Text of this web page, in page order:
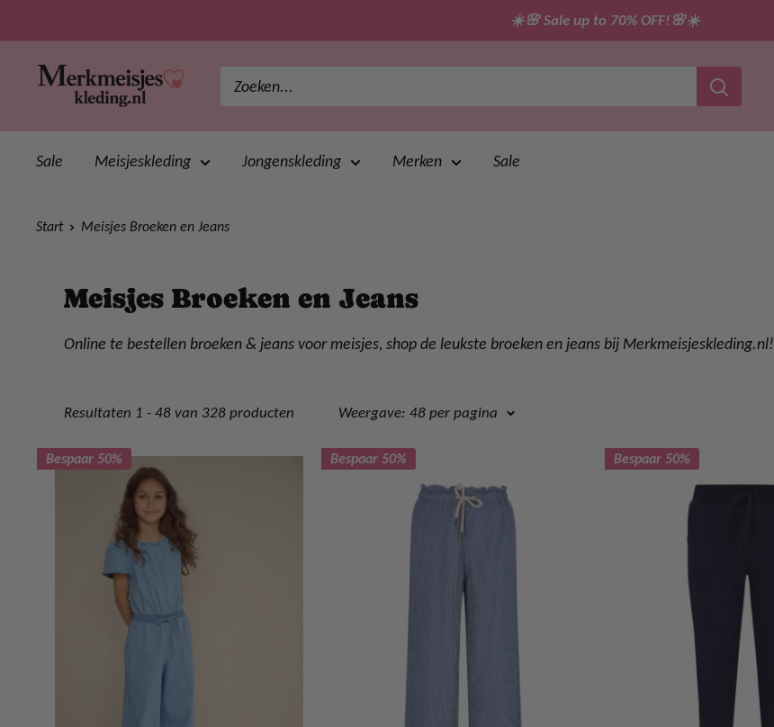
direct
inhoud
☀️🌸 Sale up to 70% OFF!🌸☀️
merkmeisjeskleding
Sale Meisjeskleding Jongenskleding Merken Sale
Start Meisjes Broeken en Jeans
Meisjes Broeken en Jeans
Online te bestellen broeken & jeans voor meisjes, shop de leukste broeken en jeans bij Merkmeisjeskleding.nl!
Resultaten 1 - 48 van 328 producten Weergave: 48 per pagina
Bespaar 50% Bespaar 50% Bespaar 50%